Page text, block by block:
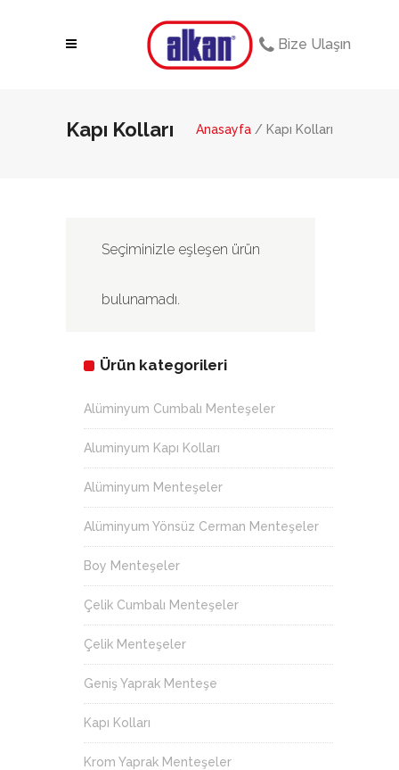
Bize Ulaşın
Kapı Kolları Anasayfa / Kapı Kolları
Seçiminizle eşleşen ürün
bulunamadı.
Ürün kategorileri
Alüminyum Cumbalı Menteşeler
Aluminyum Kapı Kolları
Alüminyum Menteşeler
Alüminyum Yönsüz Cerman Menteşeler
Boy Menteşeler
Çelik Cumbalı Menteşeler
Çelik Menteşeler
Geniş Yaprak Menteşe
Kapı Kolları
Krom Yaprak Menteşeler